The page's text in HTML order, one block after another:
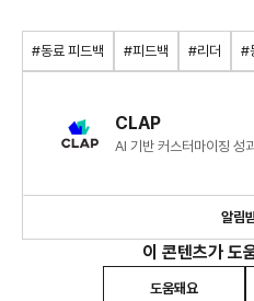
#동료 피드백 #피드백 #리더 #
CLAP
AI 기반 커스터마이징 성
알림
이 콘텐츠가 도
도움돼요